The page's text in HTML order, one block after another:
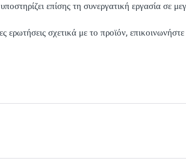
επίσης τη συνεργατική εργασία σε
ερωτήσεις σχετικά με το προϊόν,